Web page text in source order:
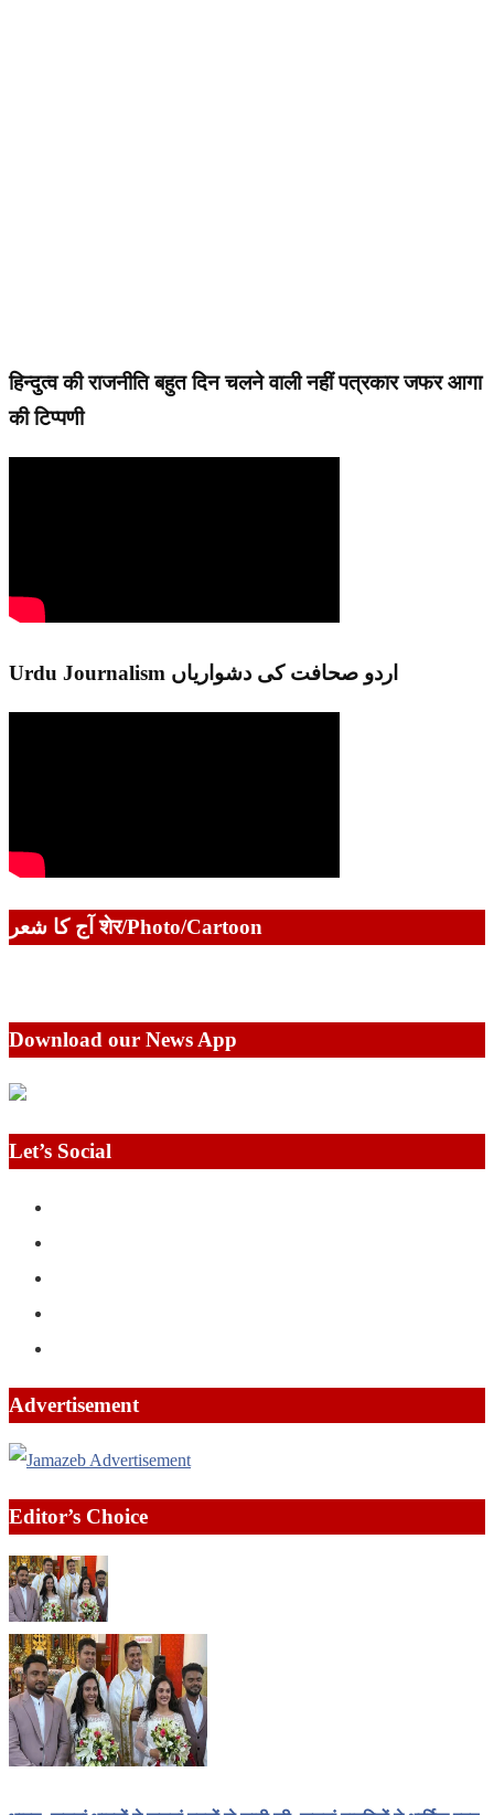
हिन्दुत्व की राजनीति बहुत दिन चलने वाली नहीं पत्रकार जफर आगा
की टिप्पणी
Urdu Journalism اردو صحافت کی دشواریاں
آج کا شعر शेर/Photo/Cartoon
Download our News App
Let’s Social
Advertisement
Editor’s Choice